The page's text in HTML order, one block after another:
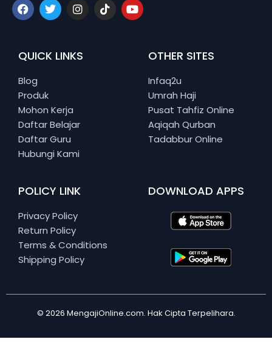
QUICK LINKS
Blog
Produk
Mohon Kerja
Daftar Belajar
Daftar Guru
Hubungi Kami
OTHER SITES
Infaq2u
Umrah Haji
Pusat Tahfiz Online
Aqiqah Qurban
Tadabbur Online
POLICY LINK
Privacy Policy
Return Policy
Terms & Conditions
Shipping Policy
DOWNLOAD APPS
© 2026 MengajiOnline.com. Hak Cipta Terpelihara.